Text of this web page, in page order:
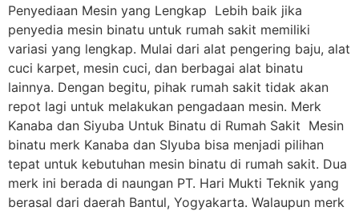
Penyediaan Mesin yang Lengkap Lebih baik jika
penyedia mesin binatu untuk rumah sakit memiliki
variasi yang lengkap. Mulai dari alat pengering baju, alat
cuci karpet, mesin cuci, dan berbagai alat binatu
lainnya. Dengan begitu, pihak rumah sakit tidak akan
repot lagi untuk melakukan pengadaan mesin. Merk
Kanaba dan Siyuba Untuk Binatu di Rumah Sakit Mesin
binatu merk Kanaba dan SIyuba bisa menjadi pilihan
tepat untuk kebutuhan mesin binatu di rumah sakit. Dua
merk ini berada di naungan PT. Hari Mukti Teknik yang
berasal dari daerah Bantul, Yogyakarta. Walaupun merk